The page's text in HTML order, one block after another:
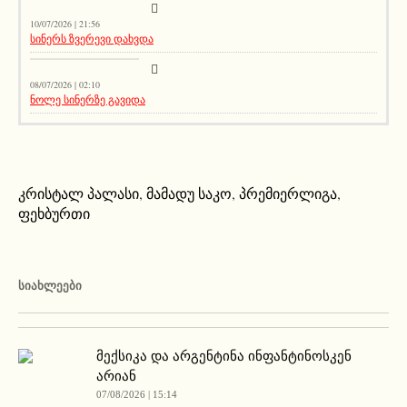
10/07/2026 | 21:56
სინერს ზვერევი დახვდა
სიახლეები
08/07/2026 | 02:10
ნოლე სინერზე გავიდა
კრისტალ პალასი, მამადუ საკო, პრემიერლიგა,
ფეხბურთი
ᲡᲘᲐᲮᲚᲔᲔᲑᲘ
მექსიკა და არგენტინა ინფანტინოსკენ
არიან
07/08/2026 | 15:14